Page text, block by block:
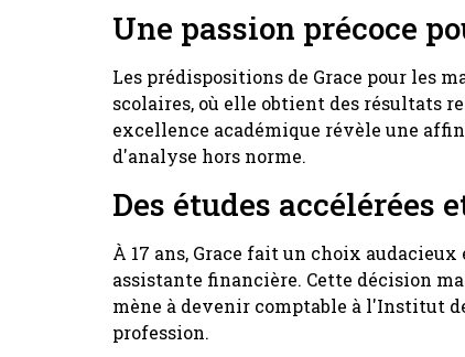
Une passion précoce
Les prédispositions de Grace pour les
scolaires, où elle obtient des résultats
excellence académique révèle une
d'analyse hors norme.
Des études accélérées
À 17 ans, Grace fait un choix
assistante financière. Cette décision
mène à devenir comptable à l'Institut
profession.